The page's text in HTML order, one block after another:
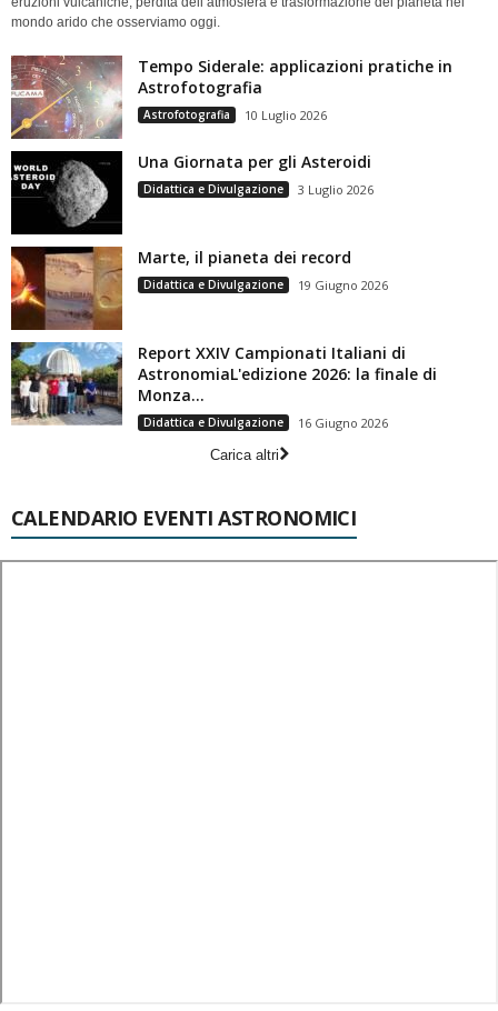
mondo arido che osserviamo oggi.
Tempo Siderale: applicazioni pratiche in
Astrofotografia
Astrofotografia 10 Luglio 2026
Una Giornata per gli Asteroidi
Didattica e Divulgazione 3 Luglio 2026
Marte, il pianeta dei record
Didattica e Divulgazione 19 Giugno 2026
Report XXIV Campionati Italiani di
AstronomiaL'edizione 2026: la finale di
Monza...
Didattica e Divulgazione
16 Giugno 2026
Carica altri
CALENDARIO EVENTI ASTRONOMICI